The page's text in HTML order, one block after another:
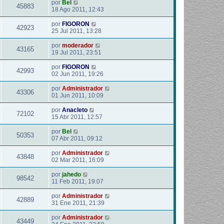
45883 por Bel
18 Ago 2011, 12:43
42923 por FIGORON
25 Jul 2011, 13:28
43165 por moderador
19 Jul 2011, 23:51
42993 por FIGORON
02 Jun 2011, 19:26
43306 por Administrador
01 Jun 2011, 10:09
72102 por Anacleto
15 Abr 2011, 12:57
50353 por Bel
07 Abr 2011, 09:12
43848 por Administrador
02 Mar 2011, 16:09
98542 por jahedo
11 Feb 2011, 19:07
42889 por Administrador
31 Ene 2011, 21:39
43449 por Administrador